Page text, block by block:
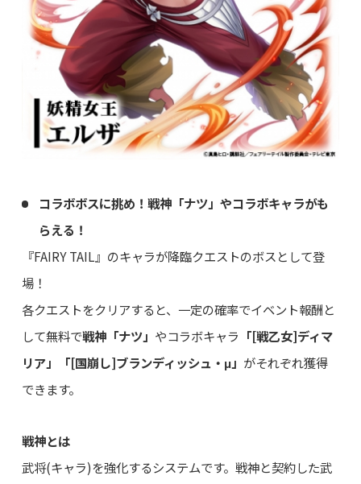
コラボボスに挑め！戦神「ナツ」やコラボキャラがも
らえる！
『FAIRY TAIL』のキャラが降臨クエストのボスとして登
場！
各クエストをクリアすると、一定の確率でイベント報酬と
して無料で戦神「ナツ」 やコラボキャラ 「[戦乙女]ディマ
リア」「[国崩し]ブランディッシュ・μ」 がそれぞれ獲得
できます。
戦神とは
武将(キャラ)を強化するシステムです。戦神と契約した武